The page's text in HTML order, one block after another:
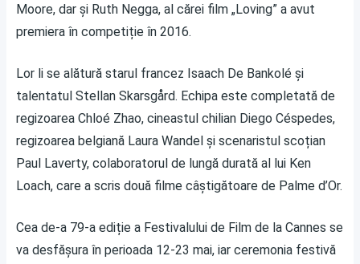
Moore, dar și Ruth Negga, al cărei film „Loving” a avut
premiera în competiție în 2016.
Lor li se alătură starul francez Isaach De Bankolé și
talentatul Stellan Skarsgård. Echipa este completată de
regizoarea Chloé Zhao, cineastul chilian Diego Céspedes,
regizoarea belgiană Laura Wandel și scenaristul scoțian
Paul Laverty, colaboratorul de lungă durată al lui Ken
Loach, care a scris două filme câștigătoare de Palme d’Or.
Cea de-a 79-a ediție a Festivalului de Film de la Cannes se
va desfășura în perioada 12-23 mai, iar ceremonia festivă